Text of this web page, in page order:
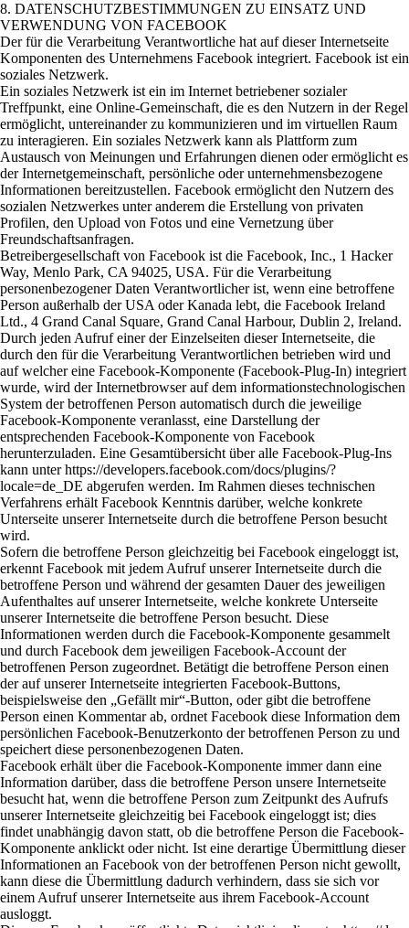
8. DATENSCHUTZBESTIMMUNGEN ZU EINSATZ UND
VERWENDUNG VON FACEBOOK
Der für die Verarbeitung Verantwortliche hat auf dieser Internetseite
Komponenten des Unternehmens Facebook integriert. Facebook ist ein
soziales Netzwerk.
Ein soziales Netzwerk ist ein im Internet betriebener sozialer
Treffpunkt, eine Online-Gemeinschaft, die es den Nutzern in der Regel
ermöglicht, untereinander zu kommunizieren und im virtuellen Raum
zu interagieren. Ein soziales Netzwerk kann als Plattform zum
Austausch von Meinungen und Erfahrungen dienen oder ermöglicht es
der Internetgemeinschaft, persönliche oder unternehmensbezogene
Informationen bereitzustellen. Facebook ermöglicht den Nutzern des
sozialen Netzwerkes unter anderem die Erstellung von privaten
Profilen, den Upload von Fotos und eine Vernetzung über
Freundschaftsanfragen.
Betreibergesellschaft von Facebook ist die Facebook, Inc., 1 Hacker
Way, Menlo Park, CA 94025, USA. Für die Verarbeitung
personenbezogener Daten Verantwortlicher ist, wenn eine betroffene
Person außerhalb der USA oder Kanada lebt, die Facebook Ireland
Ltd., 4 Grand Canal Square, Grand Canal Harbour, Dublin 2, Ireland.
Durch jeden Aufruf einer der Einzelseiten dieser Internetseite, die
durch den für die Verarbeitung Verantwortlichen betrieben wird und
auf welcher eine Facebook-Komponente (Facebook-Plug-In) integriert
wurde, wird der Internetbrowser auf dem informationstechnologischen
System der betroffenen Person automatisch durch die jeweilige
Facebook-Komponente veranlasst, eine Darstellung der
entsprechenden Facebook-Komponente von Facebook
herunterzuladen. Eine Gesamtübersicht über alle Facebook-Plug-Ins
kann unter https://developers.facebook.com/docs/plugins/?
locale=de_DE abgerufen werden. Im Rahmen dieses technischen
Verfahrens erhält Facebook Kenntnis darüber, welche konkrete
Unterseite unserer Internetseite durch die betroffene Person besucht
wird.
Sofern die betroffene Person gleichzeitig bei Facebook eingeloggt ist,
erkennt Facebook mit jedem Aufruf unserer Internetseite durch die
betroffene Person und während der gesamten Dauer des jeweiligen
Aufenthaltes auf unserer Internetseite, welche konkrete Unterseite
unserer Internetseite die betroffene Person besucht. Diese
Informationen werden durch die Facebook-Komponente gesammelt
und durch Facebook dem jeweiligen Facebook-Account der
betroffenen Person zugeordnet. Betätigt die betroffene Person einen
der auf unserer Internetseite integrierten Facebook-Buttons,
beispielsweise den „Gefällt mir“-Button, oder gibt die betroffene
Person einen Kommentar ab, ordnet Facebook diese Information dem
persönlichen Facebook-Benutzerkonto der betroffenen Person zu und
speichert diese personenbezogenen Daten.
Facebook erhält über die Facebook-Komponente immer dann eine
Information darüber, dass die betroffene Person unsere Internetseite
besucht hat, wenn die betroffene Person zum Zeitpunkt des Aufrufs
unserer Internetseite gleichzeitig bei Facebook eingeloggt ist; dies
findet unabhängig davon statt, ob die betroffene Person die Facebook-
Komponente anklickt oder nicht. Ist eine derartige Übermittlung dieser
Informationen an Facebook von der betroffenen Person nicht gewollt,
kann diese die Übermittlung dadurch verhindern, dass sie sich vor
einem Aufruf unserer Internetseite aus ihrem Facebook-Account
ausloggt.